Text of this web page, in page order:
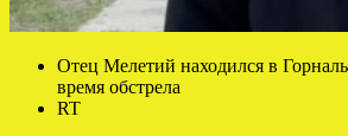
Отец Мелетий находился в
время обстрела
RT